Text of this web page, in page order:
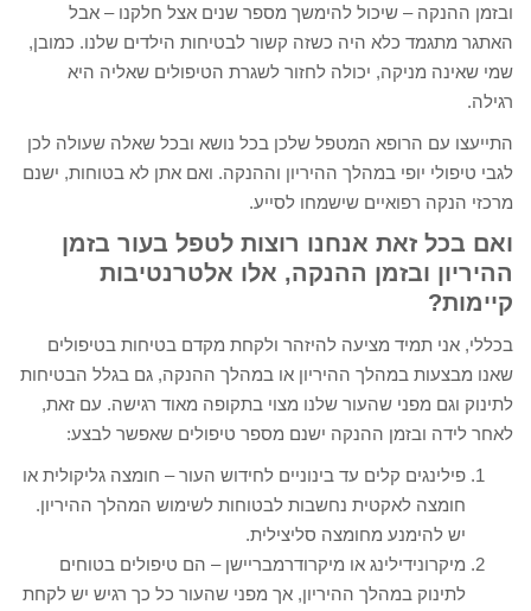
ובזמן ההנקה – שיכול להימשך מספר שנים אצל חלקנו – אבל
האתגר מתגמד כלא היה כשזה קשור לבטיחות הילדים שלנו. כמובן,
שמי שאינה מניקה, יכולה לחזור לשגרת הטיפולים שאליה היא
רגילה.
התייעצו עם הרופא המטפל שלכן בכל נושא ובכל שאלה שעולה לכן
לגבי טיפולי יופי במהלך ההיריון וההנקה. ואם אתן לא בטוחות, ישנם
מרכזי הנקה רפואיים שישמחו לסייע.
ואם בכל זאת אנחנו רוצות לטפל בעור בזמן
ההיריון ובזמן ההנקה, אלו אלטרנטיבות
קיימות?
בכללי, אני תמיד מציעה להיזהר ולקחת מקדם בטיחות בטיפולים
שאנו מבצעות במהלך ההיריון או במהלך ההנקה, גם בגלל הבטיחות
לתינוק וגם מפני שהעור שלנו מצוי בתקופה מאוד רגישה. עם זאת,
לאחר לידה ובזמן ההנקה ישנם מספר טיפולים שאפשר לבצע:
פילינגים קלים עד בינוניים לחידוש העור – חומצה גליקולית או
חומצה לאקטית נחשבות לבטוחות לשימוש המהלך ההיריון.
יש להימנע מחומצה סליצילית.
מיקרונידילינג או מיקרודרמבריישן – הם טיפולים בטוחים
לתינוק במהלך ההיריון, אך מפני שהעור כל כך רגיש יש לקחת